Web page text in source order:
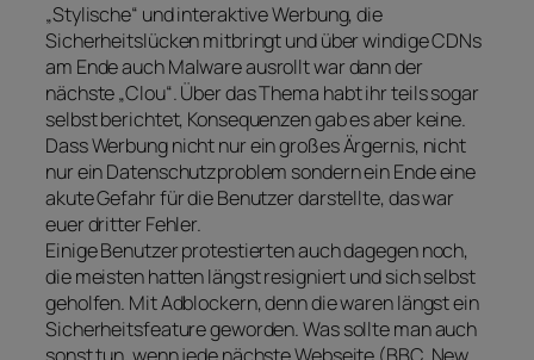
„Stylische“ und interaktive Werbung, die
Sicherheitslücken mitbringt und über windige CDNs
am Ende auch Malware ausrollt war dann der
nächste „Clou“. Über das Thema habt ihr teils sogar
selbst berichtet, Konsequenzen gab es aber keine.
Dass Werbung nicht nur ein großes Ärgernis, nicht
nur ein Datenschutzproblem sondern ein Ende eine
akute Gefahr für die Benutzer darstellte, das war
euer dritter Fehler.
Einige Benutzer protestierten auch dagegen noch,
die meisten hatten längst resigniert und sich selbst
geholfen. Mit Adblockern, denn die waren längst ein
Sicherheitsfeature geworden. Was sollte man auch